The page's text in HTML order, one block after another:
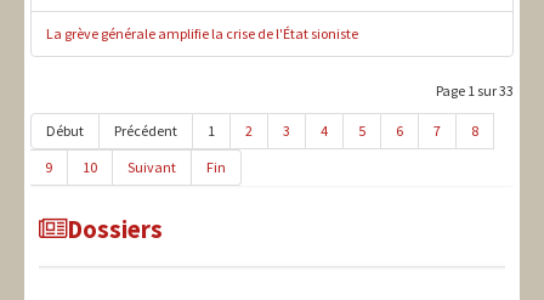
La grève générale amplifie la crise de l'État sioniste
Page 1 sur 33
Début Précédent 1 2 3 4 5 6 7
8
9
10 Suivant Fin
Dossiers